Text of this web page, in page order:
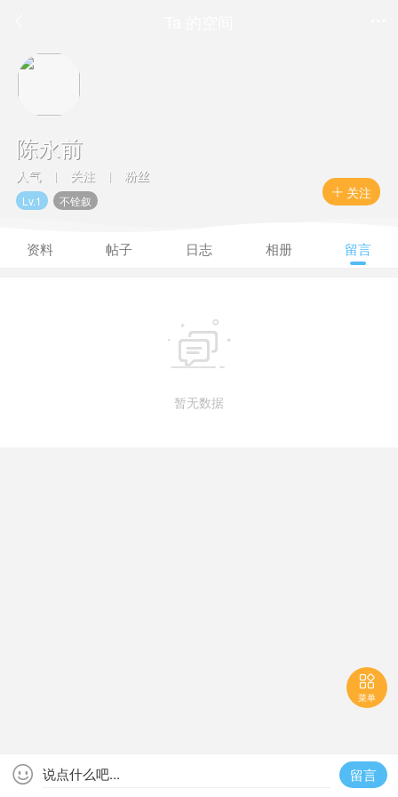
 关注
陈永前
人气 | 关注 | 粉丝
Lv.1 不铨叙
资料 帖子 日志 相册 留言

暂无数据
 说点什么吧... 留言

菜单